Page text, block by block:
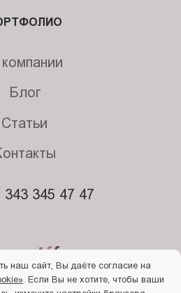
Блог
Статьи
343 345 47 47
наш сайт, Вы даёте согласие на
. Если Вы не хотите, чтобы ваши